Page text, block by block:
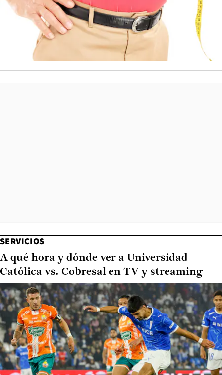
SERVICIOS
A qué hora y dónde ver a Universidad
Católica vs. Cobresal en TV y streaming